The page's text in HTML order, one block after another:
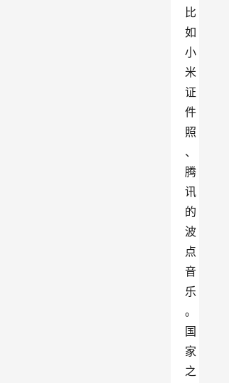
比
如
小
米
证
件
照
、
腾
讯
的
波
点
音
乐
。
国
家
之